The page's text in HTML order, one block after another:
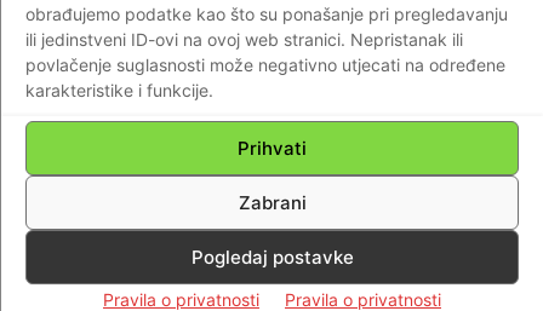
obrađujemo podatke kao što su ponašanje pri pregledavanju
ili jedinstveni ID-ovi na ovoj web stranici. Nepristanak ili
povlačenje suglasnosti može negativno utjecati na određene
karakteristike i funkcije.
Prihvati
Zabrani
Pogledaj postavke
Pravila o privatnosti Pravila o privatnosti
Impressum Kontaktirajte nas
© Newspaper WordPress Theme by TagDiv